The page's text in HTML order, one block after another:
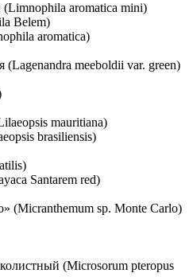
aromatica mini)
Belem)
aromatica)
(Lagenandra meeboldii var. green)
mauritiana)
brasiliensis)
Santarem red)
(Micranthemum sp. Monte Carlo)
(Мiсrоsоrum рtеrорus